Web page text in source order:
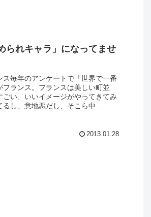
られキャラ」になってませ
毎年のアンケートで「世界で一番
ランス。フランスは美しい町並
い、いいイメージがやってきてみ
し、意地悪だし、そこら中...
2013.01.28